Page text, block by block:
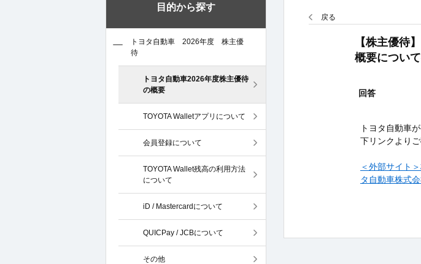
目的から探す
トヨタ自動車 2026年度 株主優
待
トヨタ自動車2026年度株主優待
の概要
TOYOTA Walletアプリについて
会員登録について
TOYOTA Wallet残高の利用方法
について
iD / Mastercardについて
QUICPay / JCBについて
その他
戻る
【株主優待
概要につい
回答
トヨタ自動車
下リンクよりご
＜外部サイト
タ自動車株式